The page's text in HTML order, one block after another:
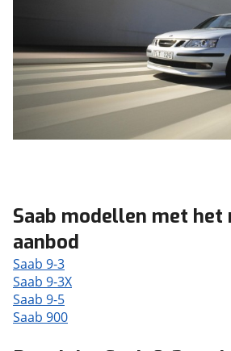
Saab modellen met het
aanbod
Saab 9-3
Saab 9-3X
Saab 9-5
Saab 900